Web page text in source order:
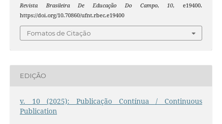
Revista Brasileira De Educação Do Campo,10, e19400.
https://doi.org/10.70860/ufnt.rbec.e19400
Fomatos de Citação
EDIÇÃO
v. 10 (2025): Publicação Contínua / Continuous
Publication